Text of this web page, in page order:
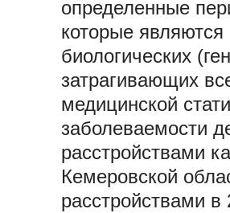
определенные
которые
биологических
затрагивающих
медицинской
заболеваемости
расстройствами
Кемеровской
расстройствами в